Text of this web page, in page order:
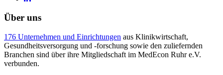
Über uns
176 Unternehmen und Einrichtungen aus Klinikwirtschaft,
Gesundheitsversorgung und -forschung sowie den zuliefernden
Branchen sind über ihre Mitgliedschaft im MedEcon Ruhr e.V.
verbunden.